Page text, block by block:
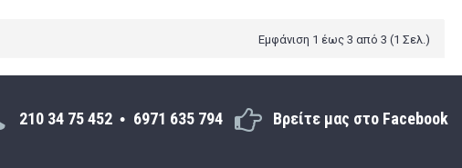
Εμφάνιση 1 έως 3 από 3 (1 Σελ.)
210 34 75 452 6971 635 794 Βρείτε μας στο Facebook